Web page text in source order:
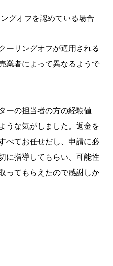
グオフを認めている場合
ーリングオフが適用される
業者によって異なるようで
ーの担当者の方の経験値
うな気がしました。返金を
べてお任せだし、申請に必
に指導してもらい、可能性
ってもらえたので感謝しか